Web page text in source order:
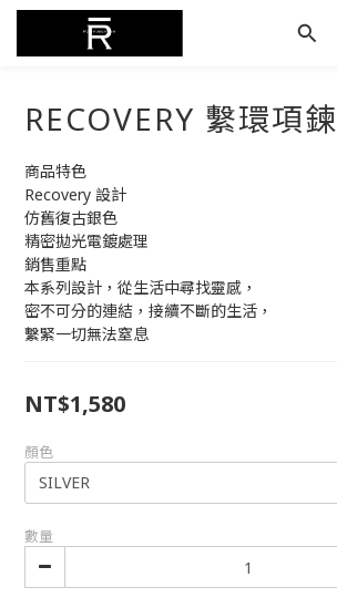
RECOVERY 繫環項鍊
商品特色
Recovery 設計
仿舊復古銀色
精密拋光電鍍處理
銷售重點
本系列設計，從生活中尋找靈感，
密不可分的連結，接續不斷的生活，
繫緊一切無法窒息
NT$1,580
顏色
數量